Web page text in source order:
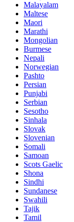
Malayalam
Maltese
Maori
Marathi
Mongolian
Burmese
Nepali
Norwegian
Pashto
Persian
Punjabi
Serbian
Sesotho
Sinhala
Slovak
Slovenian
Somali
Samoan
Scots Gaelic
Shona
Sindhi
Sundanese
Swahili
Tajik
Tamil